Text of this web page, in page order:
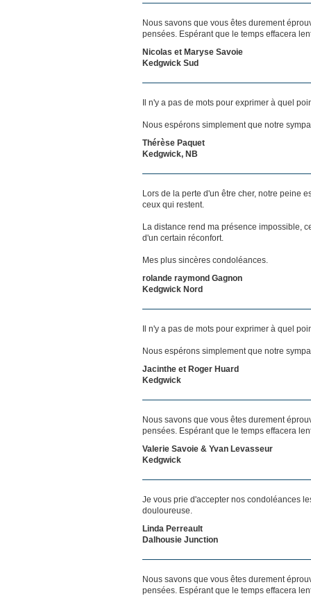
Nous savons que vous êtes durement
pensées. Espérant que le temps effacera
Nicolas et Maryse Savoie
Kedgwick Sud
Il n'y a pas de mots pour exprimer à quel
Nous espérons simplement que notre
Thérèse Paquet
Kedgwick, NB
Lors de la perte d'un être cher, notre peine
ceux qui restent.
La distance rend ma présence impossible,
d'un certain réconfort.
Mes plus sincères condoléances.
rolande raymond Gagnon
Kedgwick Nord
Il n'y a pas de mots pour exprimer à quel
Nous espérons simplement que notre
Jacinthe et Roger Huard
Kedgwick
Nous savons que vous êtes durement
pensées. Espérant que le temps effacera
Valerie Savoie & Yvan Levasseur
Kedgwick
Je vous prie d'accepter nos condoléances
douloureuse.
Linda Perreault
Dalhousie Junction
Nous savons que vous êtes durement
pensées. Espérant que le temps effacera